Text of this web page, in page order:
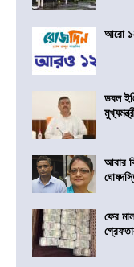
আরো
ডবল
আবার
ফের